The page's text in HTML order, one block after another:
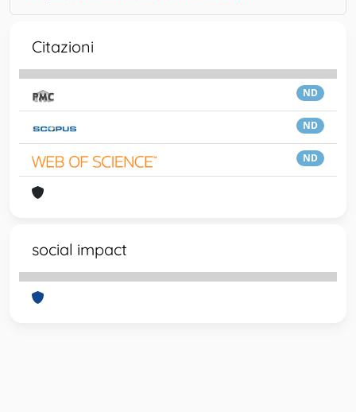
Citazioni
ND
ND
ND
social impact